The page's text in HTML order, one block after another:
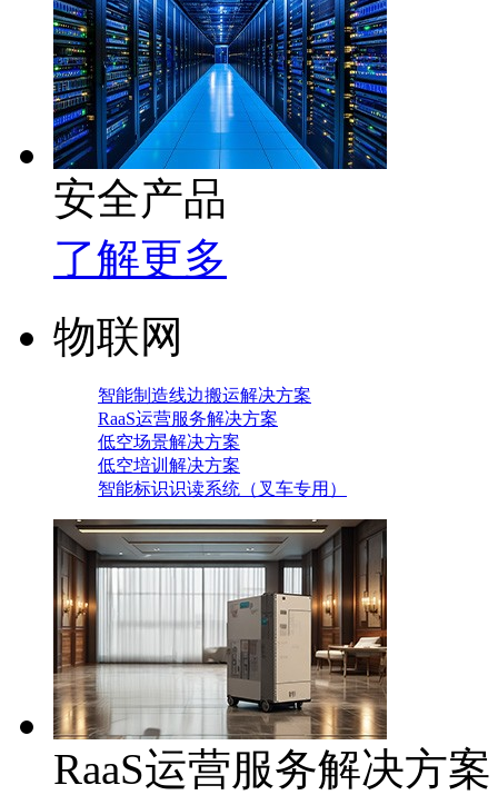
安全产品
了解更多
物联网
智能制造线边搬运解决方案
RaaS运营服务解决方案
低空场景解决方案
低空培训解决方案
智能标识识读系统（叉车专用）
RaaS运营服务解决方案